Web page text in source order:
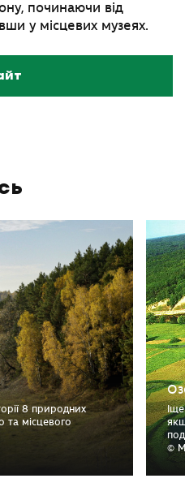
починаючи від
у місцевих музеях.
8 природних
та місцевого
©